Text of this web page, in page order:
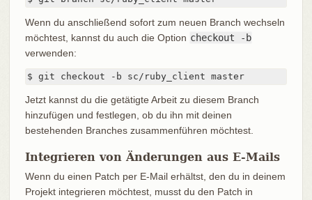
Wenn du anschließend sofort zum neuen Branch wechseln
möchtest, kannst du auch die Option checkout -b
verwenden:
$ git checkout -b sc/ruby_client master
Jetzt kannst du die getätigte Arbeit zu diesem Branch
hinzufügen und festlegen, ob du ihn mit deinen
bestehenden Branches zusammenführen möchtest.
Integrieren von Änderungen aus E-Mails
Wenn du einen Patch per E-Mail erhältst, den du in deinem
Projekt integrieren möchtest, musst du den Patch in